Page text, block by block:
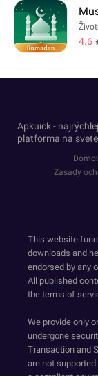
4.6
Apkuick -
platforma na
Zásady
This website
downloads and
endorsed by any
All published
the terms of
We provide only
undergone
Transaction and
are not